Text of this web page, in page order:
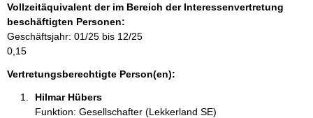
o
n
e
n
:
Vollzeitäquivalent der im Bereich der Interessenvertretung
beschäftigten Personen:
Geschäftsjahr: 01/25 bis 12/25
0,15
Vertretungsberechtigte Person(en):
Hilmar Hübers
Funktion: Gesellschafter (Lekkerland SE)